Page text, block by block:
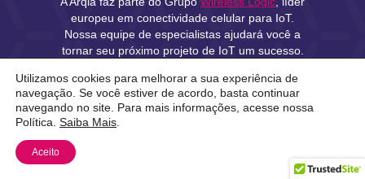
europeu em conectividade celular para IoT.
Nossa equipe de especialistas ajudará você a
tornar seu próximo projeto de IoT um sucesso.
Loja Virtual
Utilizamos cookies para melhorar a sua experiência de
navegação. Se você estiver de acordo, basta continuar
navegando no site. Para mais informações, acesse nossa
Política. Saiba Mais
Aceito